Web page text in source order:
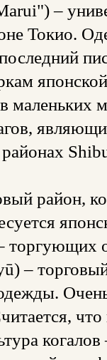
–
Токио.
маленьких
район,
–